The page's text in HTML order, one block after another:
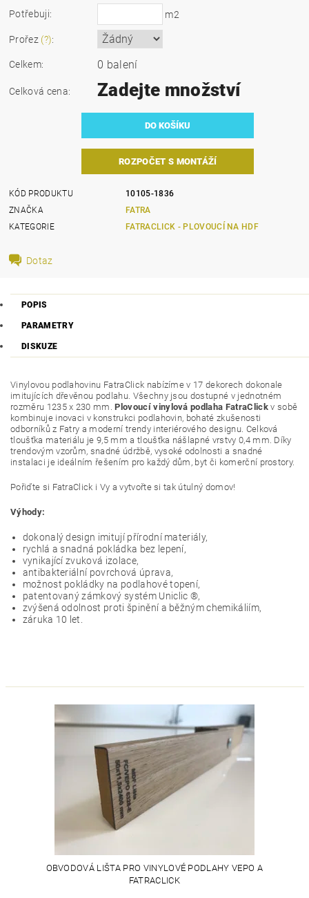
Potřebuji: m2
Prořez (?):
Celkem: 0 balení
Celková cena: Zadejte množství
ROZPOČET S MONTÁŽÍ
KÓD PRODUKTU
10105-1836
ZNAČKA
FATRA
KATEGORIE
FATRACLICK - PLOVOUCÍ NA HDF
Dotaz
POPIS
PARAMETRY
DISKUZE
Vinylovou podlahovinu FatraClick nabízíme v 17 dekorech dokonale
imitujících dřevěnou podlahu. Všechny jsou dostupné v jednotném
rozměru 1235 x 230 mm.Plovoucí vinylová podlaha FatraClickv sobě
kombinuje inovaci v konstrukci podlahovin, bohaté zkušenosti
odborníků z Fatry a moderní trendy interiérového designu. Celková
tloušťka materiálu je 9,5 mm a tloušťka nášlapné vrstvy 0,4 mm. Díky
trendovým vzorům, snadné údržbě, vysoké odolnosti a snadné
instalaci je ideálním řešením pro každý dům, byt či komerční prostory.
Pořiďte si FatraClick i Vy a vytvořte si tak útulný domov!
Výhody:
dokonalý design imitují přírodní materiály,
rychlá a snadná pokládka bez lepení,
vynikající zvuková izolace,
antibakteriální povrchová úprava,
možnost pokládky na podlahové topení,
patentovaný zámkový systém Uniclic ®,
zvýšená odolnost proti špinění a běžným chemikáliím,
záruka 10 let.
OBVODOVÁ LIŠTA PRO VINYLOVÉ PODLAHY VEPO A
FATRACLICK